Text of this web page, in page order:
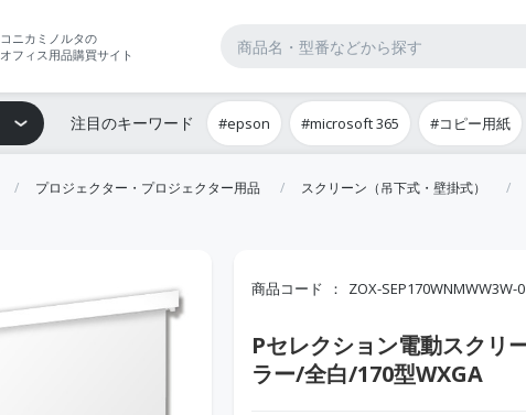
コニカミノルタの
オフィス用品購買サイト
注目のキーワード #epson #microsoft 365 #コピー用紙
プロジェクター・プロジェクター用品 スクリーン（吊下式・壁掛式）
商品コード ZOX-SEP170WNMWW3W-
Pセレクション電動スクリ
ラー/全白/170型WXGA